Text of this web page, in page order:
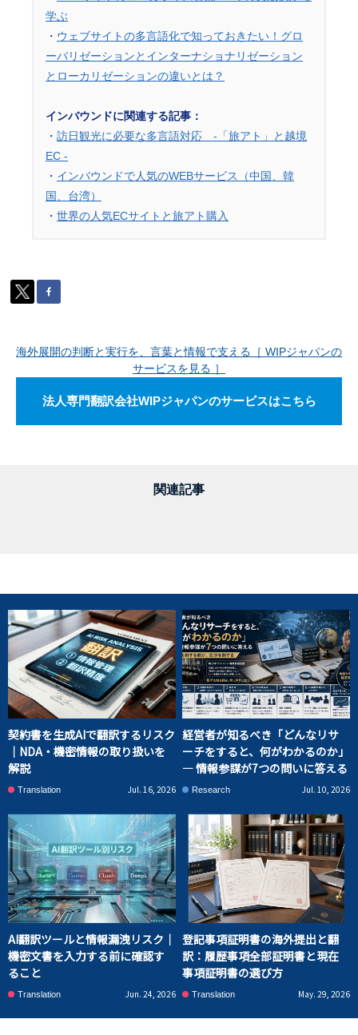
学ぶ
・ ウェブサイトの多言語化で知っておきたい！グロ
ーバリゼーションとインターナショナリゼーション
とローカリゼーションの違いとは？
インバウンドに関連する記事：
・ 訪日観光に必要な多言語対応 -「旅アト」と越境
EC -
・ インバウンドで人気のWEBサービス（中国、韓
国、台湾）
・ 世界の人気ECサイトと旅アト購入
海外展開の判断と実行を、言葉と情報で支える［ WIPジャパンの
サービスを見る ］
法人専門翻訳会社WIPジャパンのサービスはこちら
関連記事
契約書を生成AIで翻訳するリスク
｜NDA・機密情報の取り扱いを
解説
Translation Jul. 16, 2026
経営者が知るべき「どんなリサ
ーチをすると、何がわかるのか」
― 情報参謀が7つの問いに答える
Research Jul. 10, 2026
AI翻訳ツールと情報漏洩リスク｜
機密文書を入力する前に確認す
ること
Translation Jun. 24, 2026
登記事項証明書の海外提出と翻
訳：履歴事項全部証明書と現在
事項証明書の選び方
Translation May. 29, 2026